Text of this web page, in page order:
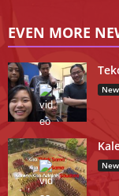
EVEN MORE